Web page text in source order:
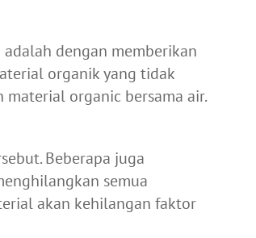
dengan memberikan
organik yang tidak
organic bersama air.
Beberapa juga
semua
akan kehilangan faktor